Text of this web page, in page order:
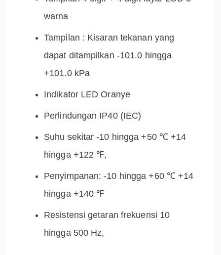
warna
Tampilan : Kisaran tekanan yang
dapat ditampilkan -101.0 hingga
+101.0 kPa
Indikator LED Oranye
Perlindungan IP40 (IEC)
Suhu sekitar -10 hingga +50 ℃ +14
hingga +122 ℉,
Penyimpanan: -10 hingga +60 ℃ +14
hingga +140 ℉
Resistensi getaran frekuensi 10
hingga 500 Hz,